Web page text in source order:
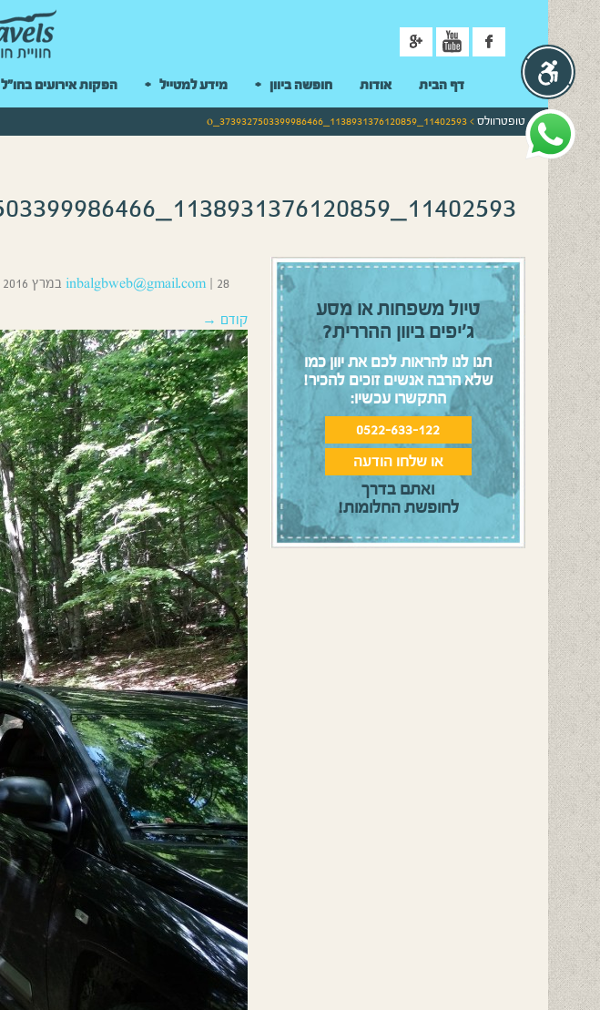
דף הבית אודות חופשה ביוון מידע למטייל הפקות אירועים בחו"ל
טופטרוולס > 11402593_1138931376120859_3739327503399986466_o
11402593_1138931376120859_3739327503399986466_o
inbalgbweb@gmail.com 28 במרץ 2016
קודם →
טיול משפחות או מסע
ג’יפים ביוון ההררית?
תנו לנו להראות לכם את יוון כמו
שלא הרבה אנשים זוכים להכיר!
התקשרו עכשיו:
0522-633-122
או שלחו הודעה
ואתם בדרך
לחופשת החלומות!